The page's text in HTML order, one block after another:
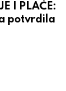
I PLAĆE:
potvrdila